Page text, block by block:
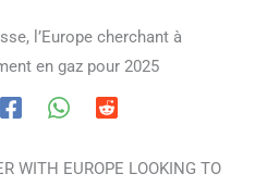
l’Europe cherchant à
en gaz pour 2025
WITH EUROPE LOOKING TO